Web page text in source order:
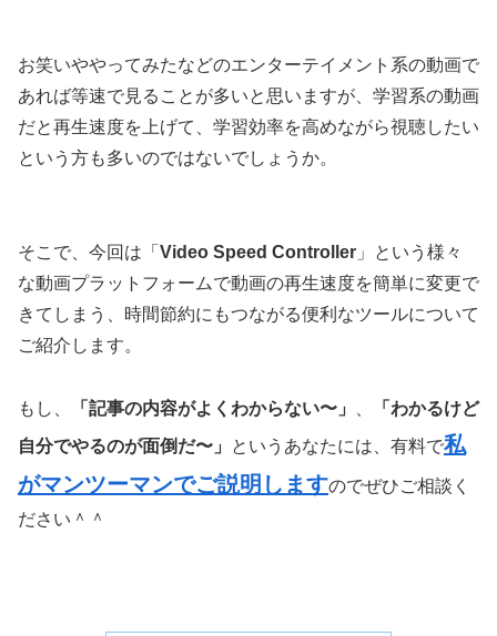
お笑いややってみたなどのエンターテイメント系の動画で
あれば等速で見ることが多いと思いますが、学習系の動画
だと再生速度を上げて、学習効率を高めながら視聴したい
という方も多いのではないでしょうか。
そこで、今回は「 Video Speed Controller 」という様々
な動画プラットフォームで動画の再生速度を簡単に変更で
きてしまう、時間節約にもつながる便利なツールについて
ご紹介します。
もし、 「 記事の内容がよくわからない〜 」 「 わかるけど
自分でやるのが面倒だ〜 」 というあなたには、有料で私
がマンツーマンでご説明しますのでぜひご相談く
ださい＾＾